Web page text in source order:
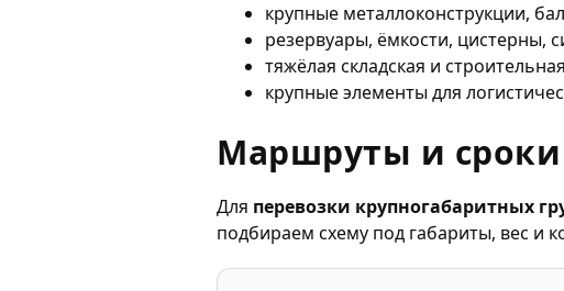
крупные металлоконструкции,
резервуары, ёмкости, цистерны,
тяжёлая складская и
крупные элементы для
Маршруты и сроки
Для перевозки крупногабаритных
подбираем схему под габариты, вес и